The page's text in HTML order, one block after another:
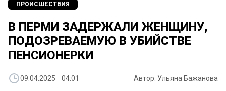
ПРОИСШЕСТВИЯ
В ПЕРМИ ЗАДЕРЖАЛИ ЖЕНЩИНУ,
ПОДОЗРЕВАЕМУЮ В УБИЙСТВЕ
ПЕНСИОНЕРКИ
09.04.2025 04:01 Автор: Ульяна Бажанова